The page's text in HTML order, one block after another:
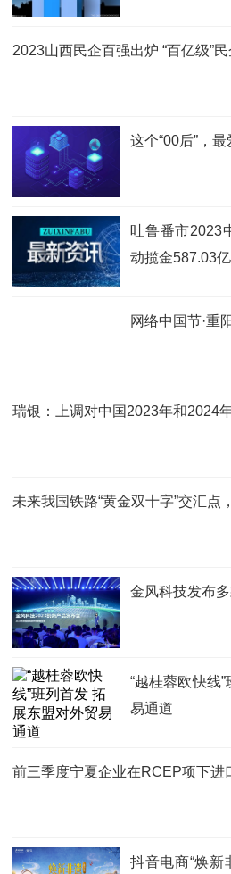
2023山西民企百强出炉 “百亿级”
这个“00后”，
吐鲁番市2023
动揽金587.03
网络中国节·重
瑞银：上调对中国2023年和2024
未来我国铁路“黄金双十字”交汇点
金风科技发布
“越桂蓉欧快线
易通道
前三季度宁夏企业在RCEP项下进
抖音电商“焕新